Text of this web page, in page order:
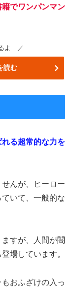
でワンパンマン
よ ／
読む
る超常的な力を
んが、ヒーロー
いて、一般的な
すが、人間が闇
場しています。
おふざけの入っ